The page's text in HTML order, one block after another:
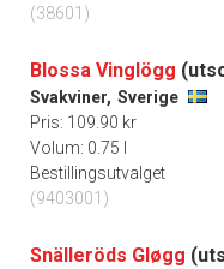
(38601)
Blossa Vinglögg
Svakviner, Sverige
Pris: 109.90 kr
Volum: 0.75 l
Bestillingsutvalget
(9403001)
Snälleröds Gløgg